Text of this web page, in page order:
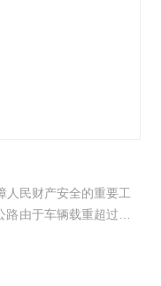
人民财产安全的重要工
由于车辆载重超过路
起执行，《规定》对